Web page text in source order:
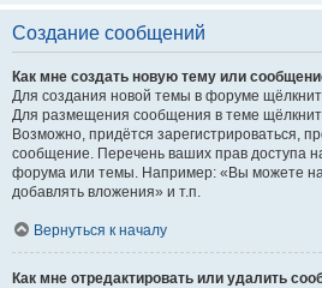
Создание сообщений
Как мне создать новую тему или
Для создания новой темы в форуме
Для размещения сообщения в теме
Возможно, придётся зарегистрироваться,
сообщение. Перечень ваших прав доступа
форума или темы. Например: «Вы можете
добавлять вложения» и т.п.
Вернуться к началу
Как мне отредактировать или удалить